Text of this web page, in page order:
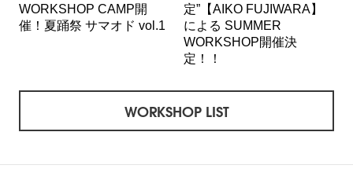
WORKSHOP CAMP開
催！夏踊祭 サマオド vol.1
定”【AIKO FUJIWARA】
による SUMMER
WORKSHOP開催決
定！！
WORKSHOP LIST